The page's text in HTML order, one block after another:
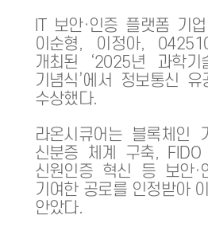
IT 보안·인증 플랫폼 기
이순형, 이정아,
개최된 ‘2025년 과학기
기념식’에서 정보통신
수상했다.
라온시큐어는 블록체인
신분증 체계 구축, FIDO
신원인증 혁신 등 보안·
기여한 공로를 인정받아
안았다.